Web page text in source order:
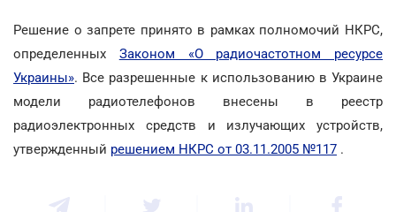
Решение о запрете принято в рамках полномочий НКРС,
определенных Законом «О радиочастотном ресурсе
Украины». Все разрешенные к использованию в Украине
модели радиотелефонов внесены в реестр
радиоэлектронных средств и излучающих устройств,
утвержденный решением НКРС от 03.11.2005 №117 .